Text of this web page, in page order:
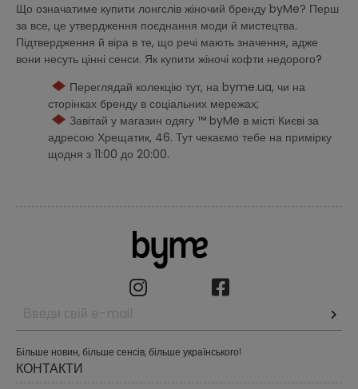
Що означатиме купити лонгслів жіночий бренду byMe? Перш
за все, це утвердження поєднання моди й мистецтва.
Підтвердження й віра в те, що речі мають значення, адже
вони несуть цінні сенси. Як купити жіночі кофти недорого?
Переглядай колекцію тут, на byme.ua, чи на
сторінках бренду в соціальних мережах;
Завітай у магазин одягу ™ byMe в місті Києві за
адресою Хрещатик, 46. Тут чекаємо тебе на примірку
щодня з 11:00 до 20:00.
Більше новин, більше сенсів, більше українського!
КОНТАКТИ